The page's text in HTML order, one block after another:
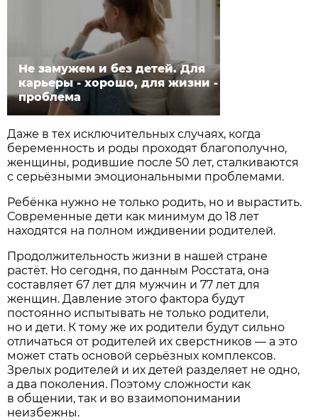
Не замужем и без детей. Для
карьеры - хорошо, для жизни -
проблема
Даже в тех исключительных случаях, когда
беременность и роды проходят благополучно,
женщины, родившие после 50 лет, сталкиваются
с серьёзными эмоциональными проблемами.
Ребёнка нужно не только родить, но и вырастить.
Современные дети как минимум до 18 лет
находятся на полном иждивении родителей.
Продолжительность жизни в нашей стране
растёт. Но сегодня, по данным Росстата, она
составляет 67 лет для мужчин и 77 лет для
женщин. Давление этого фактора будут
постоянно испытывать не только родители,
но и дети. К тому же их родители будут сильно
отличаться от родителей их сверстников — а это
может стать основой серьёзных комплексов.
Зрелых родителей и их детей разделяет не одно,
а два поколения. Поэтому сложности как
в общении, так и во взаимопонимании
неизбежны.